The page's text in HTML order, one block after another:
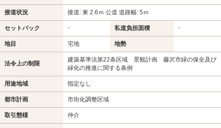
接道状況 接道: 東 2.6ｍ 公道 道路幅: 5ｍ
セットバック - 私道負担面積 -
地目 宅地 地勢
法令上の制限
建築基準法第22条区域 景観計画 藤沢市緑の保全及び
緑化の推進に関する条例
用途地域 指定なし
都市計画 市街化調整区域
取引態様 仲介